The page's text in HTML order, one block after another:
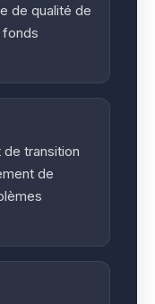
de qualité de
de transition
de